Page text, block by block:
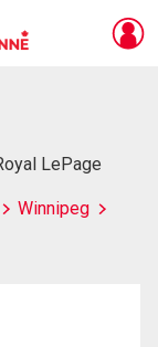
LePage
Winnipeg